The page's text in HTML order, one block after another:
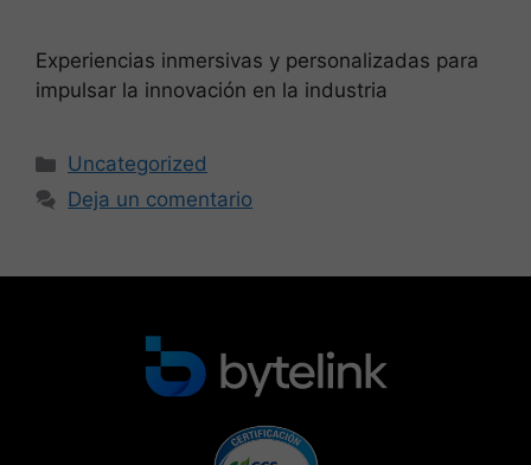
Experiencias inmersivas y personalizadas para
impulsar la innovación en la industria
Uncategorized
Deja un comentario